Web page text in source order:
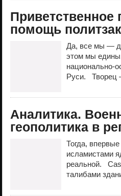
Приветственное
помощь
Да, все мы —
этом мы
национально-
Руси. Творец
Аналитика.
геополитика в
Тогда,
исламистами
реальной.
талибами